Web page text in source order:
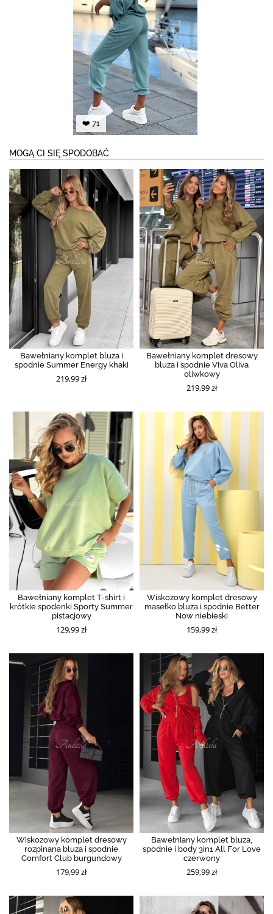
❤️ 71
MOGĄ CI SIĘ SPODOBAĆ
Bawełniany komplet bluza i
spodnie Summer Energy khaki
219,99 zł
Bawełniany komplet dresowy
bluza i spodnie Viva Oliva
oliwkowy
219,99 zł
Bawełniany komplet T-shirt i
krótkie spodenki Sporty Summer
pistacjowy
129,99 zł
Wiskozowy komplet dresowy
masełko bluza i spodnie Better
Now niebieski
159,99 zł
Wiskozowy komplet dresowy
rozpinana bluza i spodnie
Comfort Club burgundowy
179,99 zł
Bawełniany komplet bluza,
spodnie i body 3in1 All For Love
czerwony
259,99 zł